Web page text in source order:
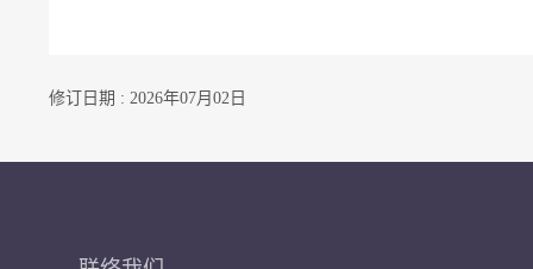
修订日期 : 2026年07月02日